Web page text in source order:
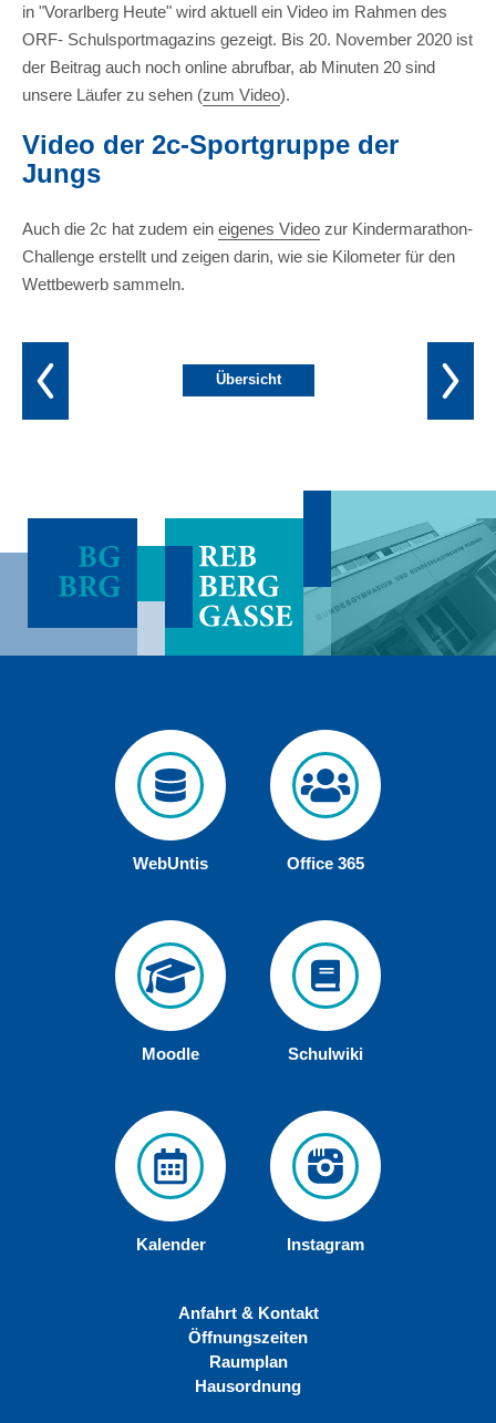
in "Vorarlberg Heute" wird aktuell ein Video im Rahmen des
ORF- Schulsportmagazins gezeigt. Bis 20. November 2020 ist
der Beitrag auch noch online abrufbar, ab Minuten 20 sind
unsere Läufer zu sehen (zum Video).
Video der 2c-Sportgruppe der
Jungs
Auch die 2c hat zudem ein eigenes Video zur Kindermarathon-
Challenge erstellt und zeigen darin, wie sie Kilometer für den
Wettbewerb sammeln.
Übersicht
WebUntis Office 365
Moodle Schulwiki
Kalender Instagram
Anfahrt & Kontakt
Öffnungszeiten
Raumplan
Hausordnung